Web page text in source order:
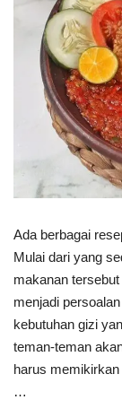
Ada berbagai
Mulai dari yang
makanan
menjadi
kebutuhan gizi
teman-teman
harus
…